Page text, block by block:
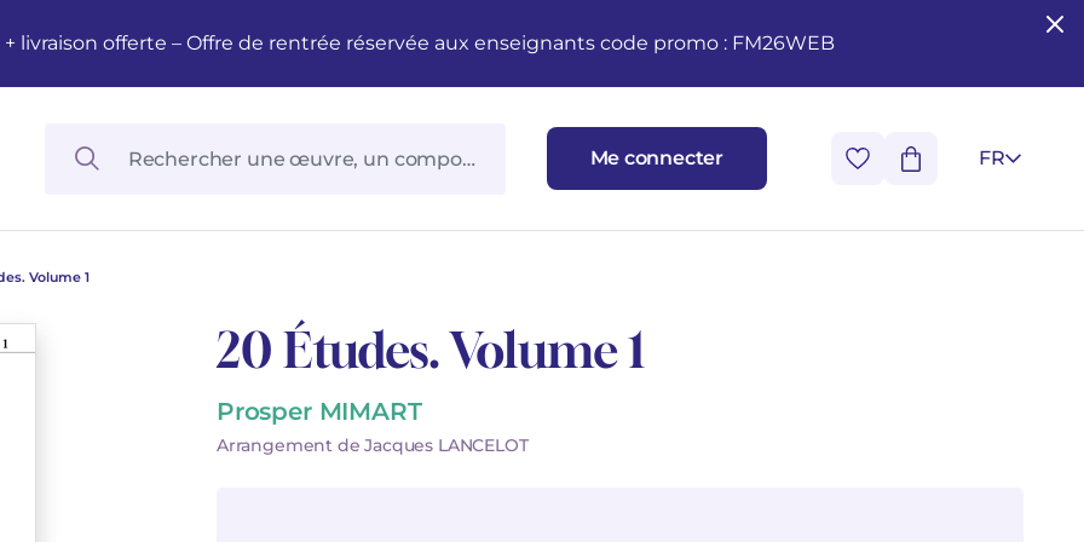
livraison offerte – Offre de rentrée réservée aux enseignants code promo : FM26WEB
Me connecter FR
Volume 1
20 Études. Volume 1
Prosper MIMART
Arrangement de Jacques LANCELOT